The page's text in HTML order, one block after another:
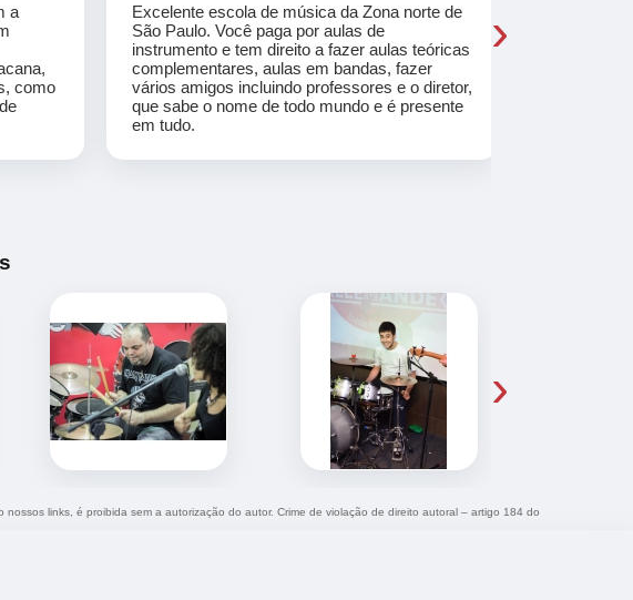
a
como
Excelente escola de música da Zona norte de
São Paulo. Você paga por aulas de
instrumento e tem direito a fazer aulas teóricas
complementares, aulas em bandas, fazer
vários amigos incluindo professores e o diretor,
que sabe o nome de todo mundo e é presente
em tudo.
›
›
links, é proibida sem a autorização do autor. Crime de violação de direito autoral – artigo 184 do